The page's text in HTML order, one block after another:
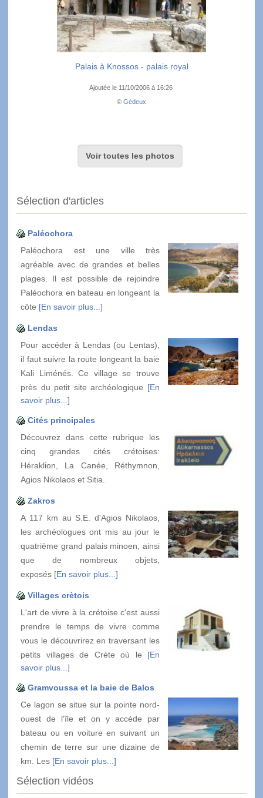
Palais à Knossos - palais royal
Ajoutée le 11/10/2006 à 16:26
© Gédeux
Voir toutes les photos
Sélection d'articles
Paléochora
Paléochora est une ville très
agréable avec de grandes et belles
plages. Il est possible de rejoindre
Paléochora en bateau en longeant la
côte [En savoir plus...]
Lendas
Pour accéder à Lendas (ou Lentas),
il faut suivre la route longeant la baie
Kali Liménés. Ce village se trouve
près du petit site archéologique [En
savoir plus...]
Cités principales
Découvrez dans cette rubrique les
cinq grandes cités crétoises:
Héraklion, La Canée, Réthymnon,
Agios Nikolaos et Sitia.
Zakros
A 117 km au S.E. d'Agios Nikolaos,
les archéologues ont mis au jour le
quatrième grand palais minoen, ainsi
que de nombreux objets,
exposés [En savoir plus...]
Villages crètois
L'art de vivre à la crétoise c'est aussi
prendre le temps de vivre comme
vous le découvrirez en traversant les
petits villages de Crète où le [En
savoir plus...]
Gramvoussa et la baie de Balos
Ce lagon se situe sur la pointe nord-
ouest de l'île et on y accède par
bateau ou en voiture en suivant un
chemin de terre sur une dizaine de
km. Les [En savoir plus...]
Sélection vidéos